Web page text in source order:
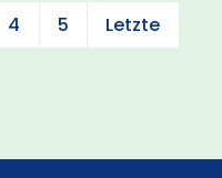
4 5 Letzte